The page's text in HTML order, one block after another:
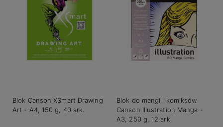
Blok Canson XSmart Drawing
Art - A4, 150 g, 40 ark.
Blok do mangi i komiksów
Canson Illustration Manga -
A3, 250 g, 12 ark.